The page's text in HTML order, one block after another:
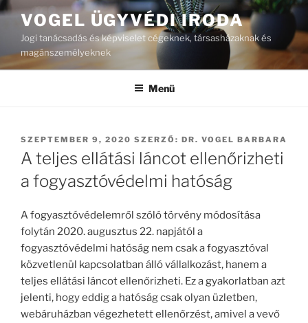
Tartalomhoz
VOGEL ÜGYVÉDI IRODA
Jogi tanácsadás és képviselet cégeknek, társasházaknak és
magánszemélyeknek
Menü
BEKÜLDVE:
SZEPTEMBER 9, 2020 SZERZŐ: DR. VOGEL BARBARA
A teljes ellátási láncot ellenőrizheti
a fogyasztóvédelmi hatóság
A fogyasztóvédelemről szóló törvény módosítása
folytán 2020. augusztus 22. napjától a
fogyasztóvédelmi hatóság nem csak a fogyasztóval
közvetlenül kapcsolatban álló vállalkozást, hanem a
teljes ellátási láncot ellenőrizheti. Ez a gyakorlatban azt
jelenti, hogy eddig a hatóság csak olyan üzletben,
webáruházban végezhetett ellenőrzést, amivel a vevő